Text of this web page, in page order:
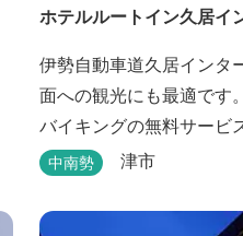
ホテルルートイン久居イ
伊勢自動車道久居インタ
面への観光にも最適です
バイキングの無料サービ
でお待ちしております。
中南勢 津市